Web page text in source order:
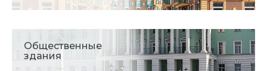
Общественные
здания